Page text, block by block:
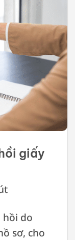
giấy
hồi do
sơ, cho